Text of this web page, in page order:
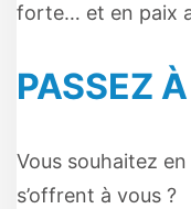
forte… et en paix
PASSEZ
Vous souhaitez
s’offrent à vous ?